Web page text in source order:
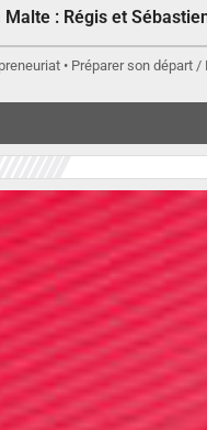
Malte : Régis et
• Préparer son départ